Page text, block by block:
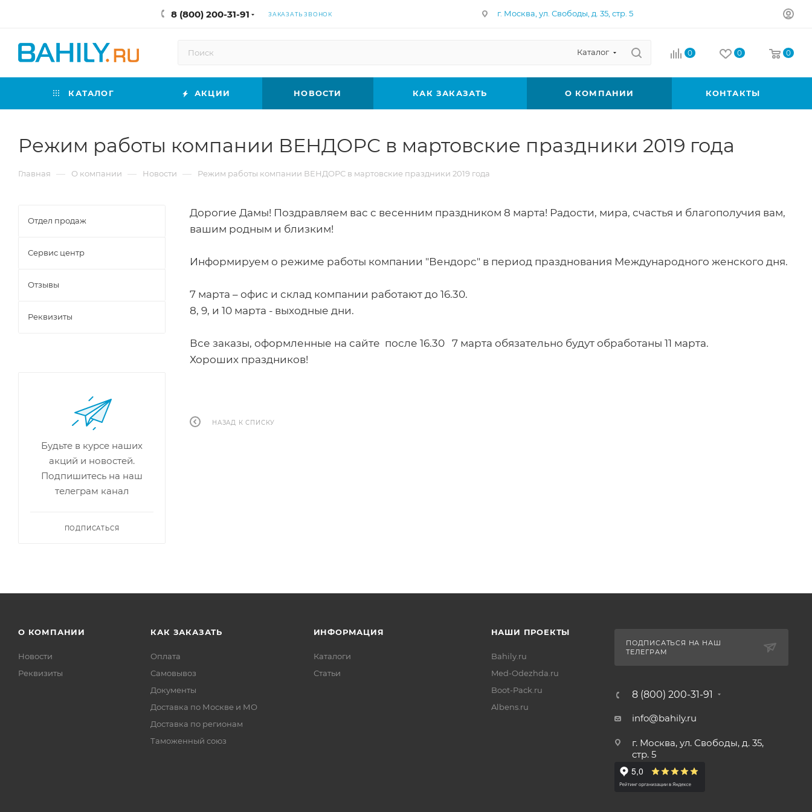
8 (800) 200-31-91 ЗАКАЗАТЬ ЗВОНОК г. Москва, ул. Свободы, д. 35, стр. 5
Каталог 0 0 0
КАТАЛОГ АКЦИИ НОВОСТИ КАК ЗАКАЗАТЬ О КОМПАНИИ КОНТАКТЫ
Режим работы компании ВЕНДОРС в мартовские праздники 2019 года
Главная — О компании — Новости — Режим работы компании ВЕНДОРС в мартовские праздники 2019 года
Дорогие Дамы! Поздравляем вас с весенним праздником 8 марта! Радости, мира, счастья и благополучия вам,
вашим родным и близким!
Информируем о режиме работы компании "Вендорс" в период празднования Международного женского дня.
7 марта – офис и склад компании работают до 16.30.
8, 9, и 10 марта - выходные дни.
Все заказы, оформленные на сайте после 16.30 7 марта обязательно будут обработаны 11 марта.
Хороших праздников!
НАЗАД К СПИСКУ
Отдел продаж
Сервис центр
Отзывы
Реквизиты
Будьте в курсе наших
акций и новостей.
Подпишитесь на наш
телеграм канал
ПОДПИСАТЬСЯ
О КОМПАНИИ
Новости
Реквизиты
КАК ЗАКАЗАТЬ
Оплата
Самовывоз
Документы
Доставка по Москве и МО
Доставка по регионам
Таможенный союз
ИНФОРМАЦИЯ
Каталоги
Статьи
НАШИ ПРОЕКТЫ
Bahily.ru
Med-Odezhda.ru
Boot-Pack.ru
Albens.ru
ПОДПИСАТЬСЯ НА НАШ
ТЕЛЕГРАМ
8 (800) 200-31-91
info@bahily.ru
г. Москва, ул. Свободы, д. 35,
стр. 5